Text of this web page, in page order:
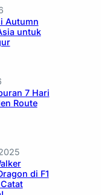
Autumn
untuk
7 Hari
Route
di F1